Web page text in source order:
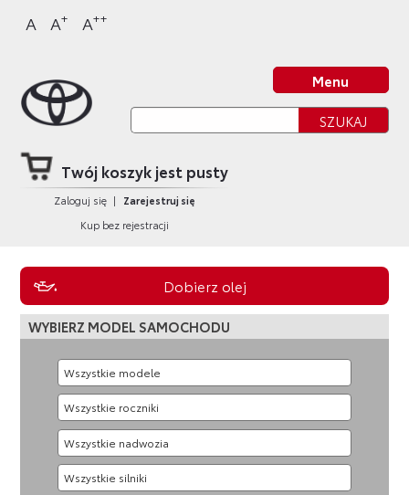
Sklep Toyota
do
nagłówka
do
bocznego
do
głównej
do
stopki
A A+ A++
Menu
Twój koszyk jest pusty
Zaloguj się |
Zarejestruj się
Kup bez rejestracji
Dobierz olej
WYBIERZ MODEL SAMOCHODU